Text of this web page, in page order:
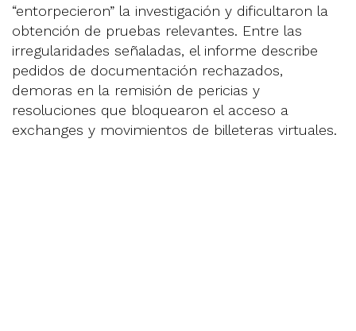
“entorpecieron” la investigación y dificultaron la
obtención de pruebas relevantes. Entre las
irregularidades señaladas, el informe describe
pedidos de documentación rechazados,
demoras en la remisión de pericias y
resoluciones que bloquearon el acceso a
exchanges y movimientos de billeteras virtuales.